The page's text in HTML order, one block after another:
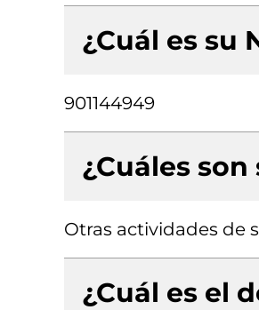
¿Cuál es su
901144949
¿Cuáles
Otras actividades de
¿Cuál es el